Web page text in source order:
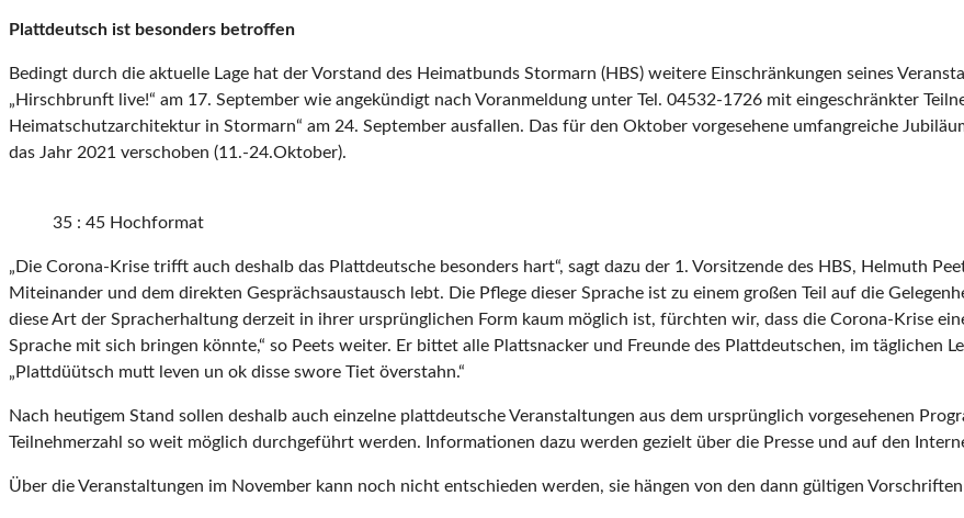
Plattdeutsch ist besonders betroffen
Bedingt durch die aktuelle Lage hat der Vorstand des Heimatbunds Stormarn (HBS) weitere Einschränkungen seines
„Hirschbrunft live!“ am 17. September wie angekündigt nach Voranmeldung unter Tel. 04532-1726 mit eingeschränkter
Heimatschutzarchitektur in Stormarn“ am 24. September ausfallen. Das für den Oktober vorgesehene umfangreiche
das Jahr 2021 verschoben (11.-24.Oktober).
35 : 45 Hochformat
„Die Corona-Krise trifft auch deshalb das Plattdeutsche besonders hart“, sagt dazu der 1. Vorsitzende des HBS, Helmuth
Miteinander und dem direkten Gesprächsaustausch lebt. Die Pflege dieser Sprache ist zu einem großen Teil auf die
diese Art der Spracherhaltung derzeit in ihrer ursprünglichen Form kaum möglich ist, fürchten wir, dass die Corona-Krise
Sprache mit sich bringen könnte,“ so Peets weiter. Er bittet alle Plattsnacker und Freunde des Plattdeutschen, im täglichen
„Plattdüütsch mutt leven un ok disse swore Tiet överstahn.“
Nach heutigem Stand sollen deshalb auch einzelne plattdeutsche Veranstaltungen aus dem ursprünglich vorgesehenen
Teilnehmerzahl so weit möglich durchgeführt werden. Informationen dazu werden gezielt über die Presse und auf den
Über die Veranstaltungen im November kann noch nicht entschieden werden, sie hängen von den dann gültigen Vorschriften